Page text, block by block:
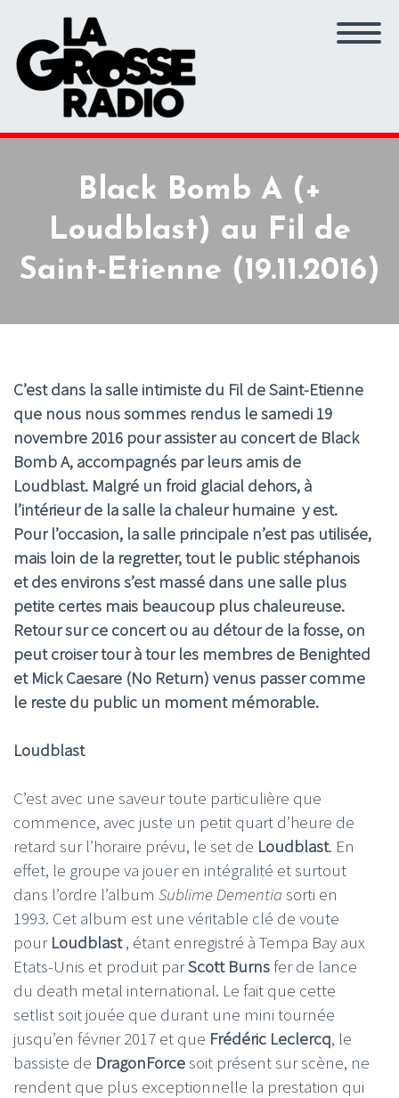
Black Bomb A (+
Loudblast) au Fil de
Saint-Etienne (19.11.2016)
C’est dans la salle intimiste du Fil de Saint-Etienne
que nous nous sommes rendus le samedi 19
novembre 2016 pour assister au concert de Black
Bomb A, accompagnés par leurs amis de
Loudblast. Malgré un froid glacial dehors, à
l’intérieur de la salle la chaleur humaine y est.
Pour l’occasion, la salle principale n’est pas utilisée,
mais loin de la regretter, tout le public stéphanois
et des environs s’est massé dans une salle plus
petite certes mais beaucoup plus chaleureuse.
Retour sur ce concert ou au détour de la fosse, on
peut croiser tour à tour les membres de Benighted
et Mick Caesare (No Return) venus passer comme
le reste du public un moment mémorable.
Loudblast
C’est avec une saveur toute particulière que
commence, avec juste un petit quart d’heure de
retard sur l’horaire prévu, le set de Loudblast. En
effet, le groupe va jouer en intégralité et surtout
dans l’ordre l’album Sublime Dementia sorti en
1993. Cet album est une véritable clé de voute
pour Loudblast, étant enregistré à Tempa Bay aux
Etats-Unis et produit parScott Burnsfer de lance
du death metal international. Le fait que cette
setlist soit jouée que durant une mini tournée
jusqu’en février 2017 et que Frédéric Leclercq, le
bassiste de DragonForcesoit présent sur scène, ne
rendent que plus exceptionnelle la prestation qui